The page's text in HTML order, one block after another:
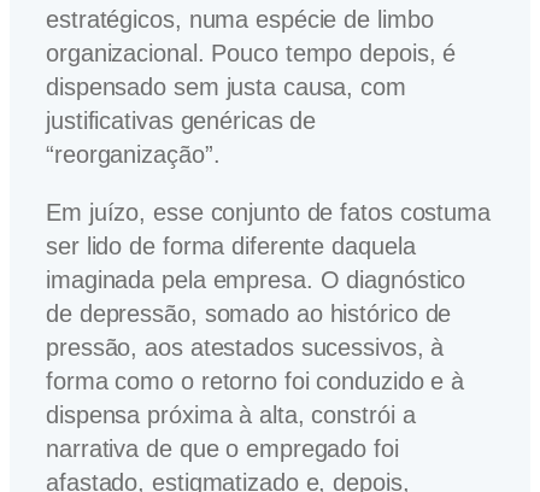
estratégicos, numa espécie de limbo
organizacional. Pouco tempo depois, é
dispensado sem justa causa, com
justificativas genéricas de
“reorganização”.
Em juízo, esse conjunto de fatos costuma
ser lido de forma diferente daquela
imaginada pela empresa. O diagnóstico
de depressão, somado ao histórico de
pressão, aos atestados sucessivos, à
forma como o retorno foi conduzido e à
dispensa próxima à alta, constrói a
narrativa de que o empregado foi
afastado, estigmatizado e, depois,